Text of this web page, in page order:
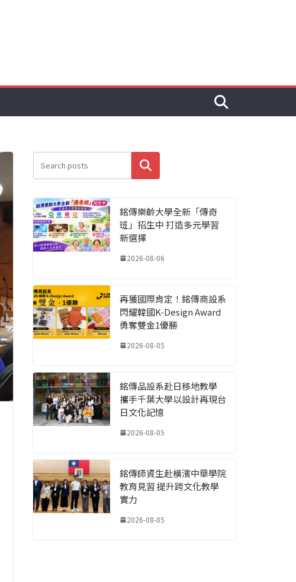
搜尋
銘傳樂齡大學全新「傳奇
班」招生中 打造多元學習
新選擇
2026-08-06
再獲國際肯定！銘傳商設系
閃耀韓國K-Design Award
勇奪雙金1優勝
2026-08-05
銘傳品設系赴日移地教學
攜手千葉大學以設計再現台
日文化記憶
2026-08-05
銘傳師資生赴橫濱中華學院
教育見習 提升跨文化教學
實力
2026-08-05